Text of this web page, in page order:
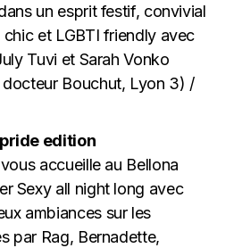
un esprit festif, convivial
et LGBTI friendly avec
Tuvi et Sarah Vonko
Bouchut, Lyon 3) /
edition
accueille au Bellona
Sexy all night long avec
ambiances sur les
par Rag, Bernadette,